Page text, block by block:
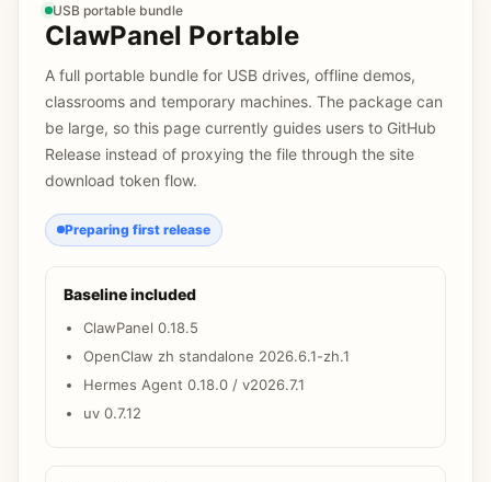
USB portable bundle
ClawPanel Portable
A full portable bundle for USB drives, offline demos,
classrooms and temporary machines. The package can
be large, so this page currently guides users to GitHub
Release instead of proxying the file through the site
download token flow.
Preparing first release
Baseline included
ClawPanel 0.18.5
OpenClaw zh standalone 2026.6.1-zh.1
Hermes Agent 0.18.0 / v2026.7.1
uv 0.7.12